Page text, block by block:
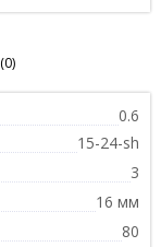
(0)
0.6
15-24-sh
3
16 мм
80